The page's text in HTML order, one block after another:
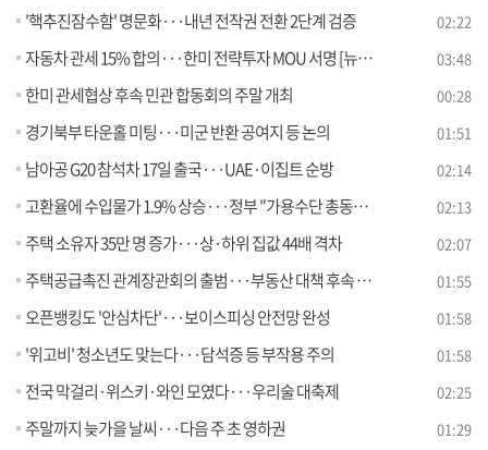
'핵추진잠수함' 명문화···내년 전작권 전환 2단계 검증 02:22
자동차 관세 15% 합의···한미 전략투자 MOU 서명 [뉴스의 맥] 03:48
한미 관세협상 후속 민관 합동회의 주말 개최 00:28
경기북부 타운홀 미팅···미군 반환 공여지 등 논의 01:51
남아공 G20 참석차 17일 출국···UAE·이집트 순방 02:14
고환율에 수입물가 1.9% 상승···정부 "가용수단 총동원 대응" 02:13
주택 소유자 35만 명 증가···상·하위 집값 44배 격차 02:07
주택공급촉진 관계장관회의 출범···부동산 대책 후속 논의 01:55
오픈뱅킹도 '안심차단'···보이스피싱 안전망 완성 01:58
'위고비' 청소년도 맞는다···담석증 등 부작용 주의 01:58
전국 막걸리·위스키·와인 모였다···우리술 대축제 02:25
주말까지 늦가을 날씨···다음 주 초 영하권 01:29